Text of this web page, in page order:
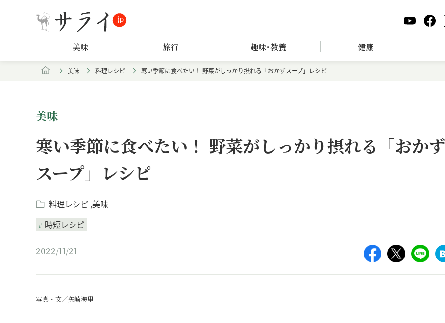
美味 旅行 趣味･教養 健康
美味 料理レシピ 寒い季節に食べたい！ 野菜がしっかり摂れる「おかずスープ」レシピ
美味
寒い季節に食べたい！ 野菜がしっかり摂れる「おかず
スープ」レシピ
料理レシピ 美味
時短レシピ
2022/11/21
写真・文／矢崎海里